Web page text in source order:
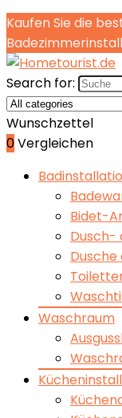
Kaufen Sie die
Search for:
Wunschzettel
0Vergleichen
Bidet-
Dusch-
Waschraum